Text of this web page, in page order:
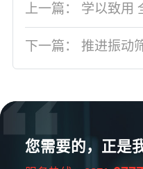
上一篇： 学以致用 全
下一篇： 推进振动筛
您需要的，正是